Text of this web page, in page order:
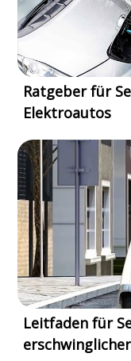
Ratgeber für
Elektroautos
Leitfaden für